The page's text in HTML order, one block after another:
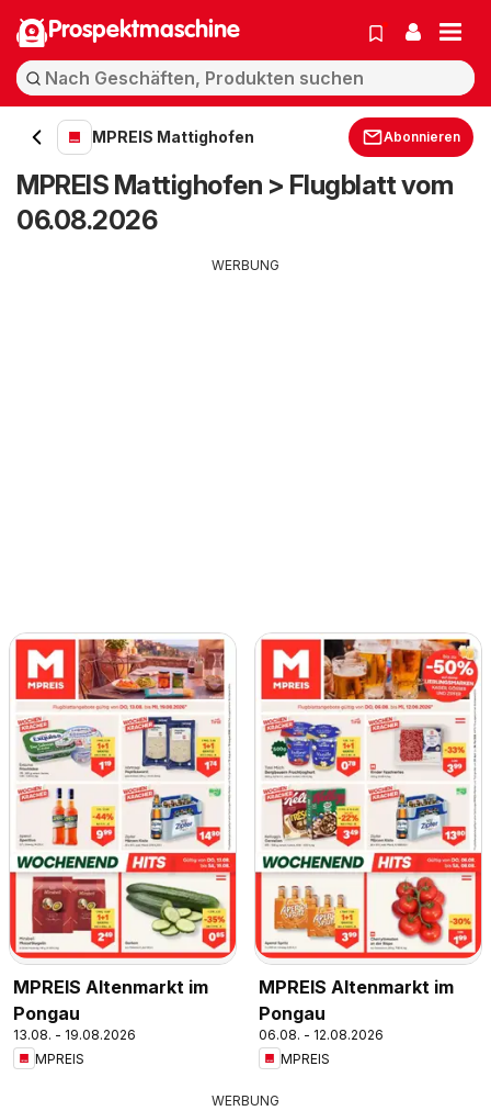
Prospektmaschine
MPREIS Mattighofen Abonnieren
MPREIS Mattighofen > Flugblatt vom
06.08.2026
WERBUNG
MPREIS Altenmarkt im
Pongau
13.08. - 19.08.2026
MPREIS
MPREIS Altenmarkt im
Pongau
06.08. - 12.08.2026
MPREIS
WERBUNG